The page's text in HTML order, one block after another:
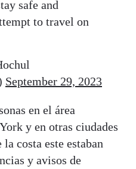
safe and
to travel on
September 29, 2023
en el área
y en otras ciudades
costa este estaban
y avisos de